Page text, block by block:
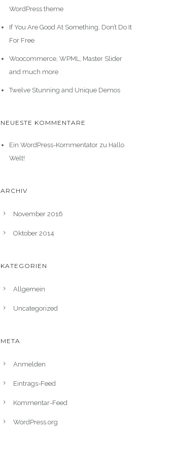
WordPress theme
If You Are Good At Something, Don’t Do It
For Free
Woocommerce, WPML, Master Slider
and much more
Twelve Stunning and Unique Demos
NEUESTE KOMMENTARE
Ein WordPress-Kommentatorzu Hallo
Welt!
ARCHIV
November 2016
Oktober 2014
KATEGORIEN
Allgemein
Uncategorized
META
Anmelden
Eintrags-Feed
Kommentar-Feed
WordPress.org